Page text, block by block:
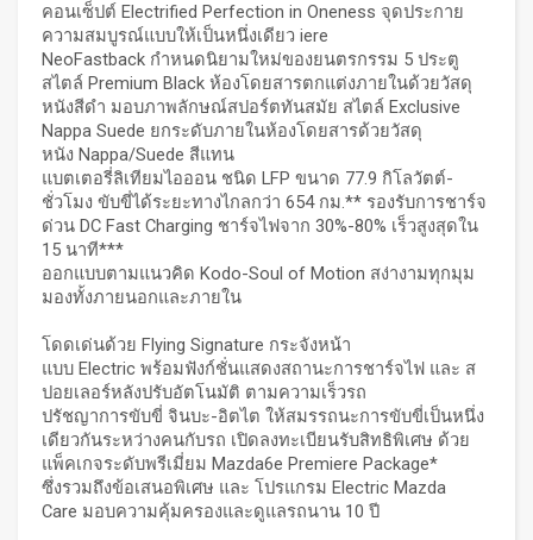
คอนเซ็ปต์ Electrified Perfection in Oneness จุดประกาย
ความสมบูรณ์แบบให้เป็นหนึ่งเดียว iere
NeoFastback กำหนดนิยามใหม่ของยนตรกรรม 5 ประตู
สไตล์ Premium Black ห้องโดยสารตกแต่งภายในด้วยวัสดุ
หนังสีดำ มอบภาพลักษณ์สปอร์ตทันสมัย สไตล์ Exclusive
Nappa Suede ยกระดับภายในห้องโดยสารด้วยวัสดุ
หนัง Nappa/Suede สีแทน
แบตเตอรี่ลิเทียมไอออน ชนิด LFP ขนาด 77.9 กิโลวัตต์-
ชั่วโมง ขับขี่ได้ระยะทางไกลกว่า 654 กม.** รองรับการชาร์จ
ด่วน DC Fast Charging ชาร์จไฟจาก 30%-80% เร็วสูงสุดใน
15 นาที***
ออกแบบตามแนวคิด Kodo-Soul of Motion สง่างามทุกมุม
มองทั้งภายนอกและภายใน
โดดเด่นด้วย Flying Signature กระจังหน้า
แบบ Electric พร้อมฟังก์ชั่นแสดงสถานะการชาร์จไฟ และ ส
ปอยเลอร์หลังปรับอัตโนมัติ ตามความเร็วรถ
ปรัชญาการขับขี่ จินบะ-อิตไต ให้สมรรถนะการขับขี่เป็นหนึ่ง
เดียวกันระหว่างคนกับรถ เปิดลงทะเบียนรับสิทธิพิเศษ ด้วย
แพ็คเกจระดับพรีเมี่ยม Mazda6e Premiere Package*
ซึ่งรวมถึงข้อเสนอพิเศษ และ โปรแกรม Electric Mazda
Care มอบความคุ้มครองและดูแลรถนาน 10 ปี